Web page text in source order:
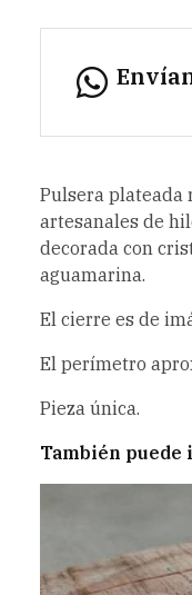
Pulsera plateada
artesanales de
decorada con
aguamarina.
El cierre es de
El perímetro
Pieza única.
También